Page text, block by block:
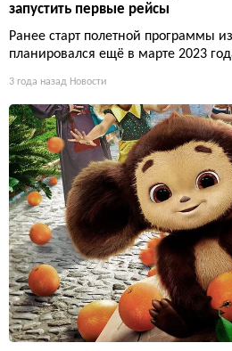
запустить первые рейсы
Ранее старт полетной программы
планировался ещё в марте 2023
3 года назад Новости